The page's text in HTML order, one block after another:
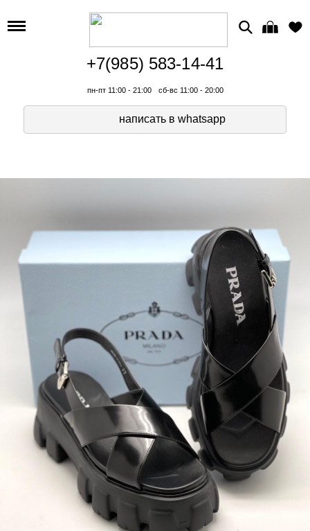
+7(985) 583-14-41
пн-пт 11:00 - 21:00 сб-вс 11:00 - 20:00
написать в whatsapp